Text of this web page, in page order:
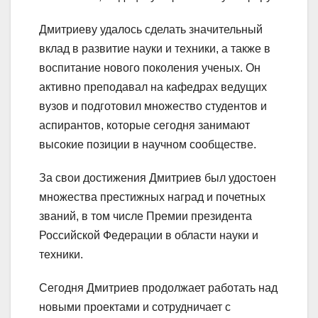
Дмитриеву удалось сделать значительный
вклад в развитие науки и техники, а также в
воспитание нового поколения ученых. Он
активно преподавал на кафедрах ведущих
вузов и подготовил множество студентов и
аспирантов, которые сегодня занимают
высокие позиции в научном сообществе.
За свои достижения Дмитриев был удостоен
множества престижных наград и почетных
званий, в том числе Премии президента
Российской Федерации в области науки и
техники.
Сегодня Дмитриев продолжает работать над
новыми проектами и сотрудничает с